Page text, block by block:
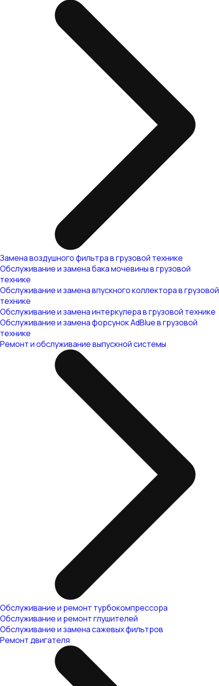
Замена воздушного фильтра в грузовой технике
Обслуживание и замена бака мочевины в грузовой
технике
Обслуживание и замена впускного коллектора в грузовой
технике
Обслуживание и замена интеркулера в грузовой технике
Обслуживание и замена форсунок AdBlue в грузовой
технике
Ремонт и обслуживание выпускной системы
Обслуживание и ремонт турбокомпрессора
Обслуживание и ремонт глушителей
Обслуживание и замена сажевых фильтров
Ремонт двигателя